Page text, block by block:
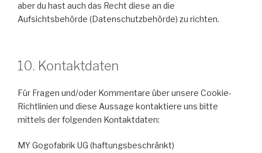
aber du hast auch das Recht diese an die
Aufsichtsbehörde (Datenschutzbehörde) zu richten.
10. Kontaktdaten
Für Fragen und/oder Kommentare über unsere Cookie-
Richtlinien und diese Aussage kontaktiere uns bitte
mittels der folgenden Kontaktdaten:
MY Gogofabrik UG (haftungsbeschränkt)